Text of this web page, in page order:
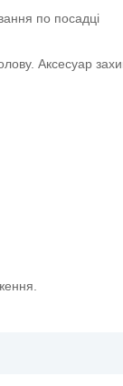
по посадці
Аксесуар